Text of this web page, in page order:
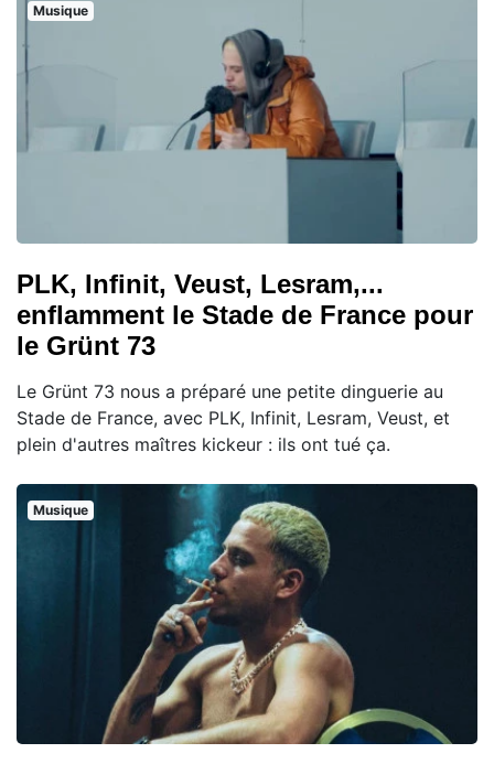
Musique
PLK, Infinit, Veust, Lesram,...
enflamment le Stade de France pour
le Grünt 73
Le Grünt 73 nous a préparé une petite dinguerie au
Stade de France, avec PLK, Infinit, Lesram, Veust, et
plein d'autres maîtres kickeur : ils ont tué ça.
Musique